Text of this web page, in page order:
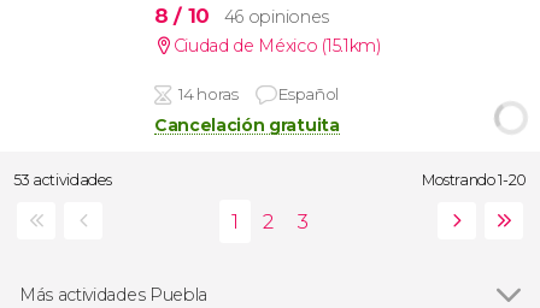
8/ 10
46 opiniones
Ciudad de México (15.1km)
14 horas Español
Cancelación gratuita
53 actividades Mostrando 1-20
Más actividades Puebla